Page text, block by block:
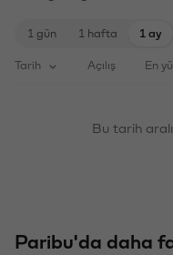
1 gün 1 hafta 1 ay
Tarih Açılış En
Bu tarih
Paribu'da daha